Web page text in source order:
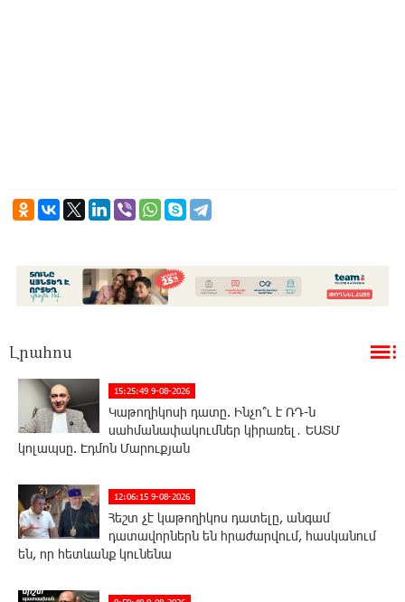
Լրահոս
15:25:49 9-08-2026
Կաթողիկոսի դատը. Ինչո՞ւ է ՌԴ-ն
սահմանափակումներ կիրառել․ ԵԱՏՄ
կոլապսը. Էդմոն Մարուքյան
12:06:15 9-08-2026
Հեշտ չէ կաթողիկոս դատելը, անգամ
դատավորներն են հրաժարվում, հասկանում
են, որ հետևանք կունենա